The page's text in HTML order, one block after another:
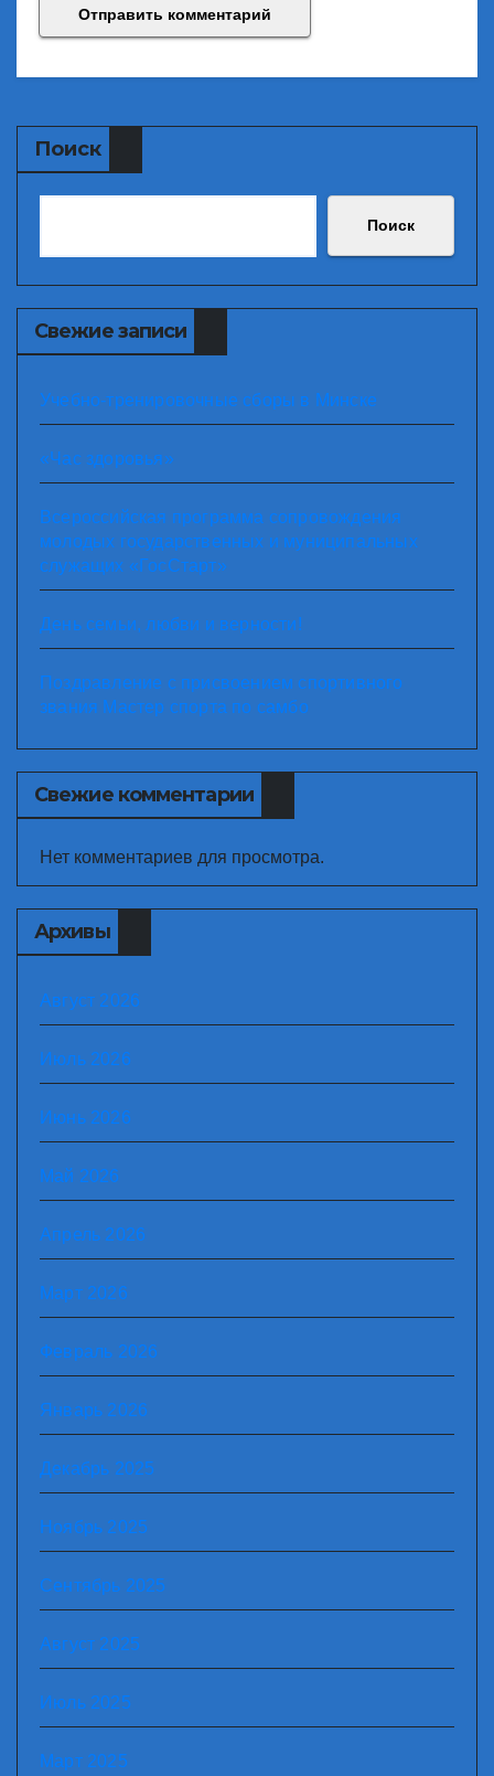
Поиск
Поиск
Свежие записи
Учебно-тренировочные сборы в Минске
«Час здоровья»
Всероссийская программа сопровождения
молодых государственных и муниципальных
служащих «ГосСтарт»
День семьи, любви и верности!
Поздравление с присвоением спортивного
звания Мастер спорта по самбо
Свежие комментарии
Нет комментариев для просмотра.
Архивы
Август 2026
Июль 2026
Июнь 2026
Май 2026
Апрель 2026
Март 2026
Февраль 2026
Январь 2026
Декабрь 2025
Ноябрь 2025
Сентябрь 2025
Август 2025
Июль 2025
Март 2025